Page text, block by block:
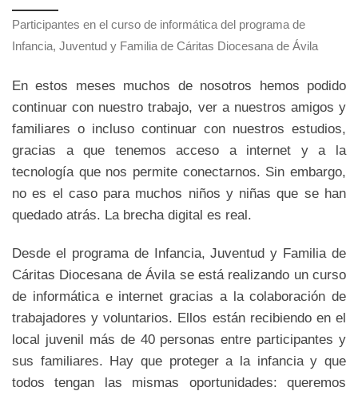
Participantes en el curso de informática del programa de
Infancia, Juventud y Familia de Cáritas Diocesana de Ávila
En estos meses muchos de nosotros hemos podido
continuar con nuestro trabajo, ver a nuestros amigos y
familiares o incluso continuar con nuestros estudios,
gracias a que tenemos acceso a internet y a la
tecnología que nos permite conectarnos. Sin embargo,
no es el caso para muchos niños y niñas que se han
quedado atrás. La brecha digital es real.
Desde el programa de Infancia, Juventud y Familia de
Cáritas Diocesana de Ávila se está realizando un curso
de informática e internet gracias a la colaboración de
trabajadores y voluntarios. Ellos están recibiendo en el
local juvenil más de 40 personas entre participantes y
sus familiares. Hay que proteger a la infancia y que
todos tengan las mismas oportunidades: queremos